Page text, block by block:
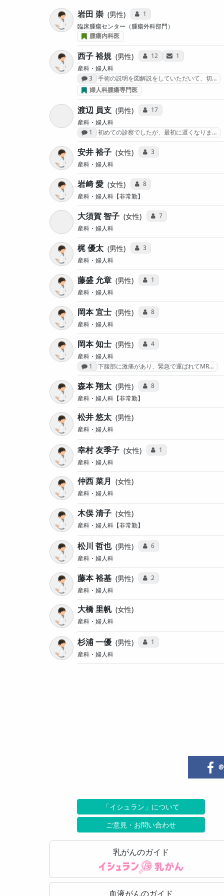
岩田 崇 男性 コミュニケーション・タイプ投
1
臨床腫瘍センター（腫瘍外科部門）
腫瘍内科医
西子 裕規 男性 コミュニケーション・タイプ
12 サンキューレター
1
産科・婦人科
感想投稿数
3
手術の説明を図解説をしていただいて、切…
婦人科腫瘍専門医
渡辺 員支 男性 コミュニケーション・タイプ
17
産科・婦人科
感想投稿数
1 初めての診察でしたが、最初に遅くなりま…
安井 裕子 女性 コミュニケーション・タイプ
3
産科・婦人科
岩﨑 愛 女性 コミュニケーション・タイプ投
8
産科・婦人科【非常勤】
大須賀 智子 女性 コミュニケーション・タ
7
産科・婦人科
梶 優太 男性 コミュニケーション・タイプ投
3
産科・婦人科
藤盛 允章 男性 コミュニケーション・タイプ
1
産科・婦人科
岡本 宜士 男性 コミュニケーション・タイプ
8
産科・婦人科
岡本 知士 男性 コミュニケーション・タイプ
4
産科・婦人科
感想投稿数
1 下腹部に激痛があり、緊急で運ばれてMR…
森本 翔太 男性 コミュニケーション・タイプ
8
産科・婦人科【非常勤】
松井 悠太 男性
産科・婦人科
幸村 友季子 女性 コミュニケーション・タ
1
産科・婦人科
仲西 菜月 女性
産科・婦人科
木俣 清子 女性
産科・婦人科【非常勤】
松川 哲也 男性 コミュニケーション・タイプ
6
産科・婦人科
藤本 裕基 男性 コミュニケーション・タイプ
2
産科・婦人科
大橋 里帆 女性
産科・婦人科
杉浦 一優 男性 コミュニケーション・タイプ
1
産科・婦人科
「イシュラン」について
ご意見・お問い合わせ
乳がんのガイド
血液がんのガイド